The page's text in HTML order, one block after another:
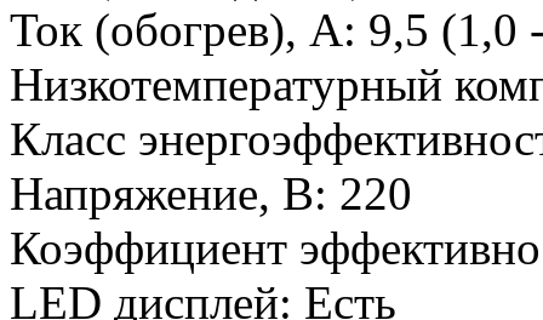
Ток (обогрев), А: 9,5 (1,0
Низкотемпературный
Класс
Напряжение, В: 220
Коэффициент
LED дисплей: Есть